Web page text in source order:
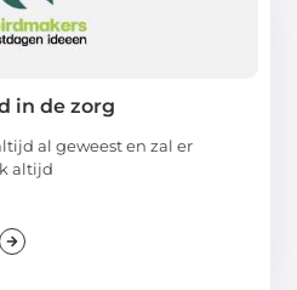
in de zorg
al geweest en zal er
altijd